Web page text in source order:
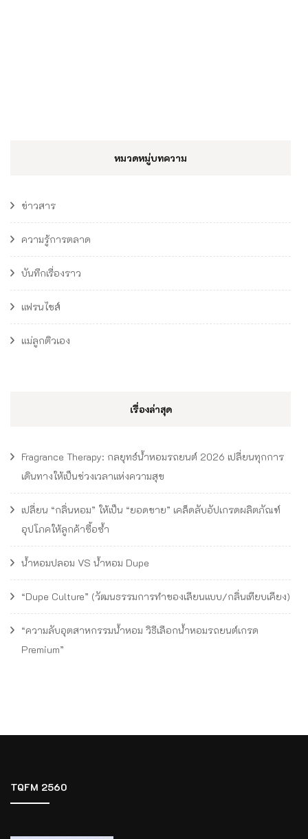
หมวดหมู่บทความ
ข่าวสาร
ความรู้การตลาด
บันทึกเรื่องราว
แฟรนไชส์
แม่ลูกติวเอง
เรื่องล่าสุด
Fragrance Therapy: กลยุทธ์น้ำหอมรถยนต์ 2026 เปลี่ยนทุกการ
เดินทางให้เป็นช่วงเวลาแห่งความสุข
เปลี่ยน “กลิ่นหอม” ให้เป็น “ยอดขาย” เคล็ดลับอัปเกรดผลิตภัณฑ์
อุปโภคให้ลูกค้าซื้อซ้ำ
น้ำหอมปลอม VS น้ำหอม Dupe
“Dupe Culture” (วัฒนธรรมการทำของเลียนแบบ/กลิ่นเทียบเคียง)
“ความลับอุตสาหกรรมน้ำหอม วิธีเลือกน้ำหอมรถยนต์เกรด
Premium”
TQFM 2560